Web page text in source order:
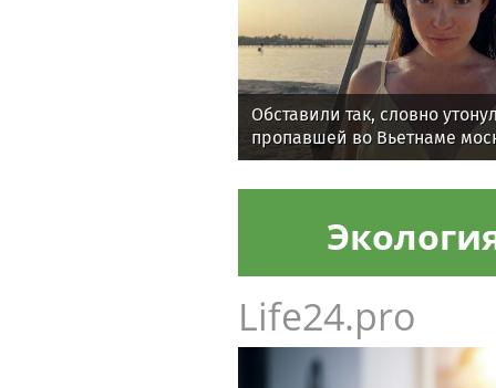
Обставили так, словно
пропавшей во Вьетнаме
Махмудовой заявил, что ее
Life24.pro